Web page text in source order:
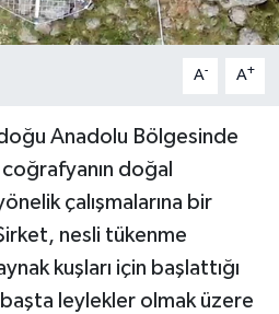
A- A+
Anadolu Bölgesinde
doğal
çalışmalarına bir
nesli tükenme
kuşları için başlattığı
başta leylekler olmak üzere